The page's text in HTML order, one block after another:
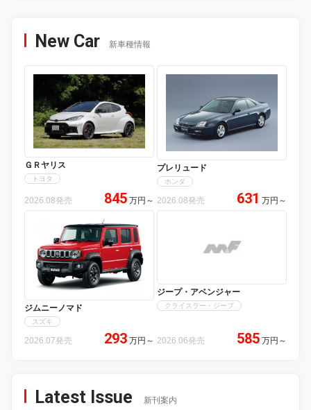
New Car 新車種情報
ＧＲヤリス
トヨタ
2026.08発売 845 万円 ～
プレリュード
ホンダ
2026.08発売 631 万円 ～
ジムニーノマド
スズキ
2026.07発売 293 万円 ～
ジープ・アベンジャー
クライスラー・ジープ
2026.06発売 585 万円 ～
Latest Issue 新刊案内